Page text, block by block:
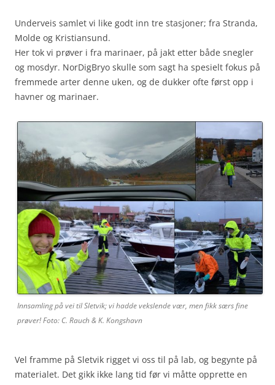
Underveis samlet vi like godt inn tre stasjoner; fra Stranda,
Molde og Kristiansund.
Her tok vi prøver i fra marinaer, på jakt etter både snegler
og mosdyr. NorDigBryo skulle som sagt ha spesielt fokus på
fremmede arter denne uken, og de dukker ofte først opp i
havner og marinaer.
Innsamling på vei til Sletvik; vi hadde vekslende vær, men fikk særs fine
prøver! Foto: C. Rauch & K. Kongshavn
Vel framme på Sletvik rigget vi oss til på lab, og begynte på
materialet. Det gikk ikke lang tid før vi måtte opprette en